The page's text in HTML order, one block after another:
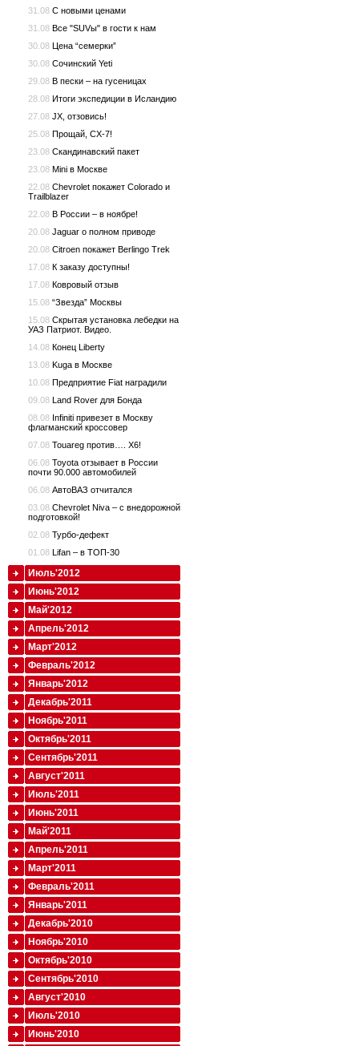
31.08 С новыми ценами
31.08 Все "SUVы" в гости к нам
30.08 Цена “семерки”
30.08 Сочинский Yeti
29.08 В пески – на гусеницах
28.08 Итоги экспедиции в Исландию
27.08 JX, отзовись!
25.08 Прощай, CX-7!
23.08 Скандинавский пакет
23.08 Mini в Москве
22.08 Chevrolet покажет Colorado и
Trailblazer
22.08 В России – в ноябре!
20.08 Jaguar о полном приводе
20.08 Citroen покажет Berlingo Trek
17.08 К заказу доступны!
17.08 Ковровый отзыв
15.08 “Звезда” Москвы
15.08 Скрытая установка лебедки на
УАЗ Патриот. Видео.
14.08 Конец Liberty
13.08 Kuga в Москве
10.08 Предприятие Fiat наградили
09.08 Land Rover для Бонда
08.08 Infiniti привезет в Москву
флагманский кроссовер
07.08 Touareg против…. X6!
06.08 Toyota отзывает в России
почти 90.000 автомобилей
06.08 АвтоВАЗ отчитался
03.08 Chevrolet Niva – с внедорожной
подготовкой!
02.08 Турбо-дефект
01.08 Lifan – в ТОП-30
Июль'2012
Июнь'2012
Май'2012
Апрель'2012
Март'2012
Февраль'2012
Январь'2012
Декабрь'2011
Ноябрь'2011
Октябрь'2011
Сентябрь'2011
Август'2011
Июль'2011
Июнь'2011
Май'2011
Апрель'2011
Март'2011
Февраль'2011
Январь'2011
Декабрь'2010
Ноябрь'2010
Октябрь'2010
Сентябрь'2010
Август'2010
Июль'2010
Июнь'2010